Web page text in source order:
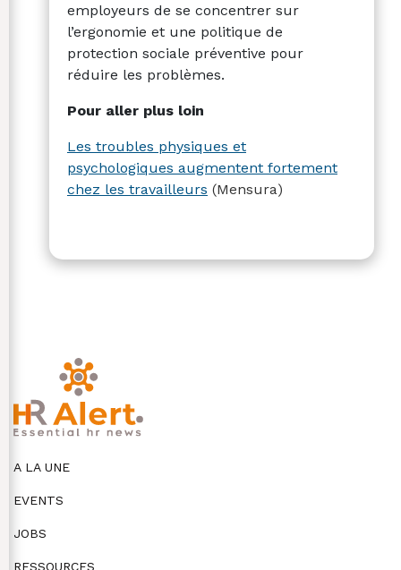
employeurs de se concentrer sur
l’ergonomie et une politique de
protection sociale préventive pour
réduire les problèmes.
Pour aller plus loin
Les troubles physiques et
psychologiques augmentent fortement
chez les travailleurs (Mensura)
A LA UNE
EVENTS
JOBS
RESSOURCES